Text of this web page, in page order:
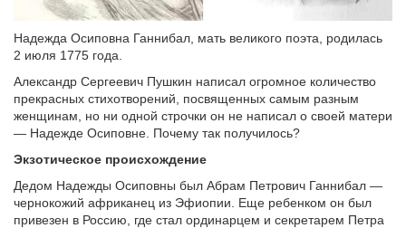
Надежда Осиповна Ганнибал, мать великого поэта, родилась
2 июля 1775 года.
Александр Сергеевич Пушкин написал огромное количество
прекрасных стихотворений, посвященных самым разным
женщинам, но ни одной строчки он не написал о своей матери
— Надежде Осиповне. Почему так получилось?
Экзотическое происхождение
Дедом Надежды Осиповны был Абрам Петрович Ганнибал —
чернокожий африканец из Эфиопии. Еще ребенком он был
привезен в Россию, где стал ординарцем и секретарем Петра